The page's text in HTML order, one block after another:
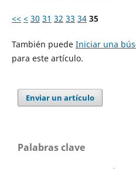
<< < 30 31 32 33 34 35
También puede Iniciar una
para este artículo.
Enviar un artículo
Palabras clave